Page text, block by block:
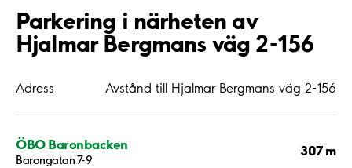
Parkering i närheten av
Hjalmar Bergmans väg 2-156
Adress Avstånd till Hjalmar Bergmans väg 2-156
ÖBO Baronbacken
Barongatan 7-9
307 m